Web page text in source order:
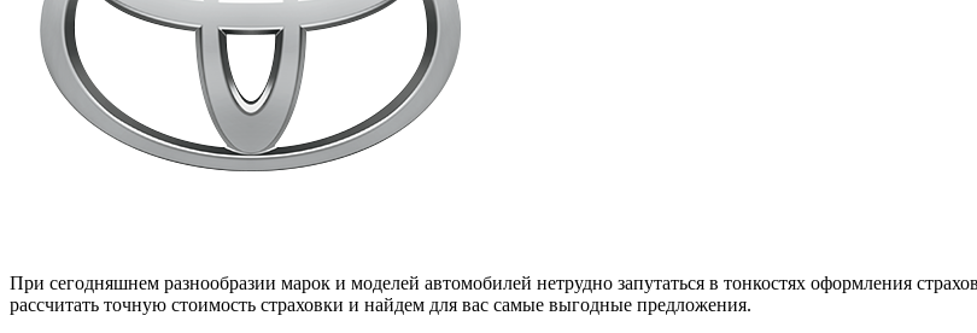
При сегодняшнем разнообразии марок и моделей автомобилей нетрудно запутаться в тонкостях оформления
рассчитать точную стоимость страховки и найдем для вас самые выгодные предложения.